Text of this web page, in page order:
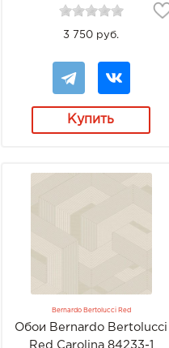
3 750 руб.
Купить
Bernardo Bertolucci Red
Обои Bernardo Bertolucci
Red Carolina 84233-1